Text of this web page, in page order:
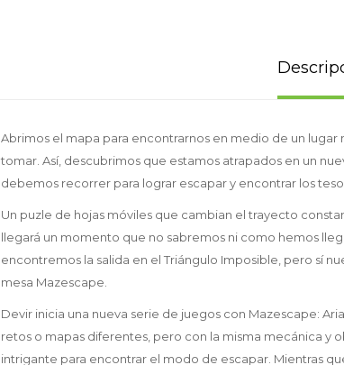
Abrimos el mapa para encontrarnos en medio de un
tomar. Así, descubrimos que estamos atrapados en un
debemos recorrer para lograr escapar y encontrar los
Un puzle de hojas móviles que cambian el trayecto
llegará un momento que no sabremos ni como hemos
encontremos la salida en el Triángulo Imposible, pero sí
mesa Mazescape.
Devir inicia una nueva serie de juegos con Mazescape:
retos o mapas diferentes, pero con la misma mecánica
intrigante para encontrar el modo de escapar. Mientras